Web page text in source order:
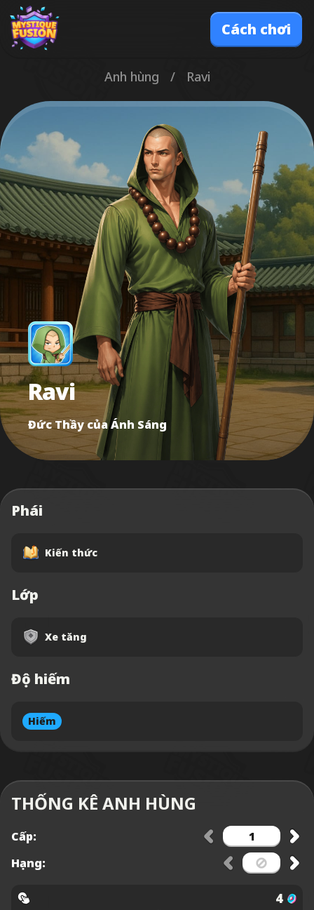
Cách chơi
Anh hùng / Ravi
Ravi
Đức Thầy của Ánh Sáng
Phái
Kiến thức
Lớp
Xe tăng
Độ hiếm
Hiếm
THỐNG KÊ ANH HÙNG
Cấp:
Hạng:
4